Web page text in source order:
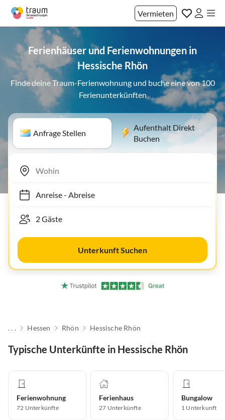
Vermieten
Ferienhäuser und Ferienwohnungen in
Hessische Rhön
Finde deine Traum-Ferienwohnung und buche eine von 100
Ferienunterkünften
Anfrage Stellen
Aufenthalt Direkt
Buchen
Anreise- Abreise
Unterkunft Suchen
. . . Hessen Rhön Hessische Rhön
Typische Unterkünfte in Hessische Rhön
Ferienwohnung
72 Unterkünfte
Ferienhaus
27 Unterkünfte
Bungalow
1 Unterkunft